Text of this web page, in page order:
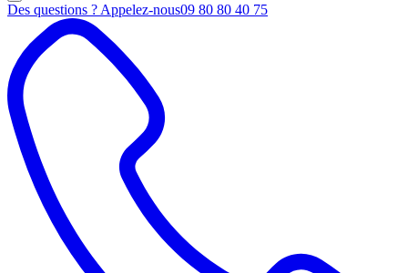
Des questions ? Appelez-nous09 80 80 40 75